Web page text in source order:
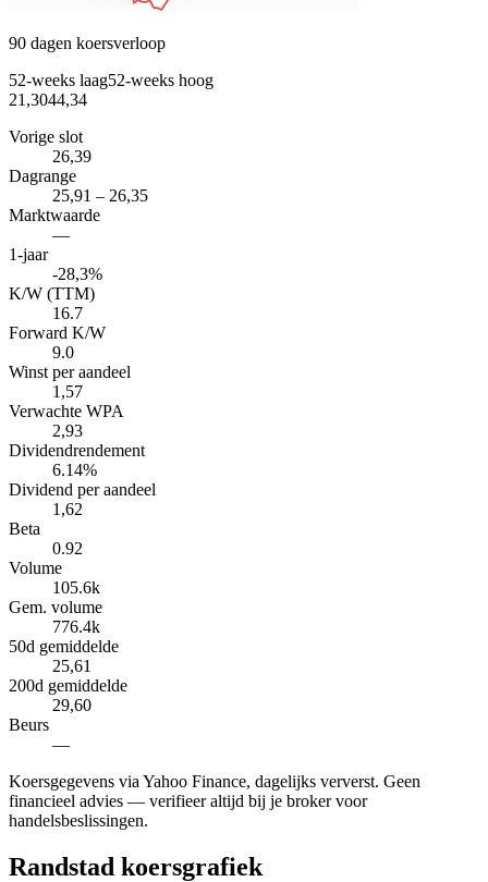
90 dagen koersverloop
52-weeks laag52-weeks hoog
21,3044,34
Vorige slot
26,39
Dagrange
25,91 – 26,35
Marktwaarde
—
1-jaar
-28,3%
K/W (TTM)
16.7
Forward K/W
9.0
Winst per aandeel
1,57
Verwachte WPA
2,93
Dividendrendement
6.14%
Dividend per aandeel
1,62
Beta
0.92
Volume
105.6k
Gem. volume
776.4k
50d gemiddelde
25,61
200d gemiddelde
29,60
Beurs
—
Koersgegevens via Yahoo Finance, dagelijks ververst. Geen
financieel advies — verifieer altijd bij je broker voor
handelsbeslissingen.
Randstad koersgrafiek